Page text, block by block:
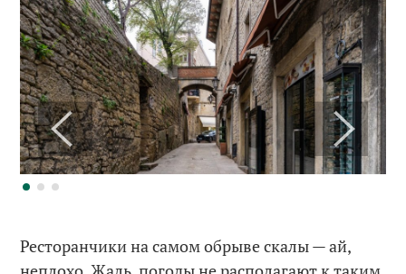
Ресторанчики на самом обрыве скалы — ай,